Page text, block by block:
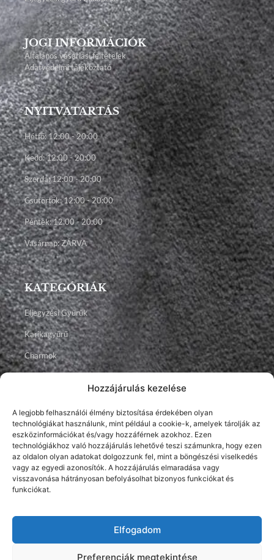
Hozzájárulás kezelése
A legjobb felhasználói élmény biztosítása érdekében olyan
technológiákat használunk, mint például a cookie-k, amelyek tárolják az
eszközinformációkat és/vagy hozzáférnek azokhoz. Ezen
technológiákhoz való hozzájárulás lehetővé teszi számunkra, hogy ezen
az oldalon olyan adatokat dolgozzunk fel, mint a böngészési viselkedés
vagy az egyedi azonosítók. A hozzájárulás elmaradása vagy
visszavonása hátrányosan befolyásolhat bizonyos funkciókat és
funkciókat.
Elfogadom
Preferenciák megtekintése
JOGI INFORMÁCIÓK
Általános vásárlási feltételek
Adatvédelmi tájékoztató
NYITVATARTÁS
Hétfő: 12:00 - 20:00
Kedd: 12:00 - 20:00
Szerda: 12:00 - 20:00
Csütörtök: 12:00 - 20:00
Péntek: 12:00 - 20:00
Vasárnap: ZÁRVA
KATEGÓRIÁK
Eljegyzési Gyűrűk
Karikagyűrű
Charmok
FacebookInstagramYoutube
2026 © Brillancy Ékszer Manufaktúra – Gyémánt gyűrű, Eljegyzési
gyűrű, Karikagyűrű.
Developed by: Elitring.com